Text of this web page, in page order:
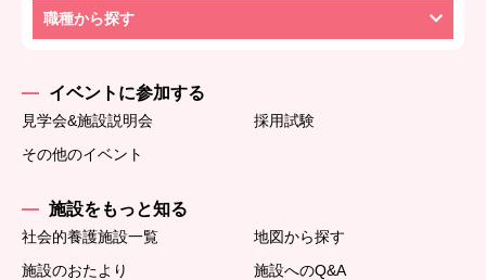
職種から探す
イベントに参加する
見学会&施設説明会
採用試験
その他のイベント
施設をもっと知る
社会的養護施設一覧
地図から探す
施設のおたより
施設へのQ&A